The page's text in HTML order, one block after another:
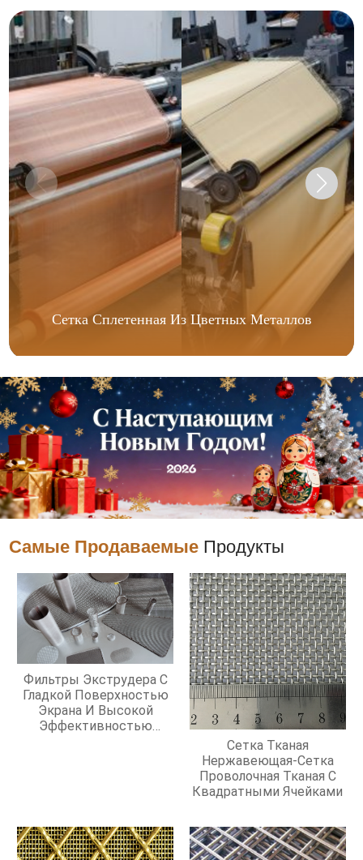
Сетка Сплетенная Из Цветных Металлов
Самые Продаваемые Продукты
Фильтры Экструдера С
Гладкой Поверхностью
Экрана И Высокой
Эффективностью
Сетка Тканая
Нержавеющая-Сетка
Проволочная Тканая С
Квадратными Ячейками